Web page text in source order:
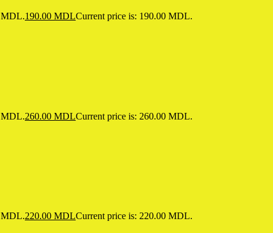
MDL.190.00 MDLCurrent price is: 190.00 MDL.
MDL.260.00 MDLCurrent price is: 260.00 MDL.
MDL.220.00 MDLCurrent price is: 220.00 MDL.